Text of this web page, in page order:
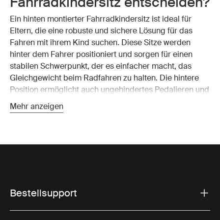
Ein hinten montierter Fahrradkindersitz ist ideal für
Eltern, die eine robuste und sichere Lösung für das
Fahren mit ihrem Kind suchen. Diese Sitze werden
hinter dem Fahrer positioniert und sorgen für einen
stabilen Schwerpunkt, der es einfacher macht, das
Gleichgewicht beim Radfahren zu halten. Die hintere
Position ermöglicht auch ungehindertes Pedalieren und
Handling, was für längere Fahrten oder
anspruchsvolleres Gelände unerlässlich ist.
Funktionen, die sich an das Wachstum Ihres Kindes
anpassen und eine jahrelange Nutzung gewährleisten.
Mehr anzeigen
Bestellsupport